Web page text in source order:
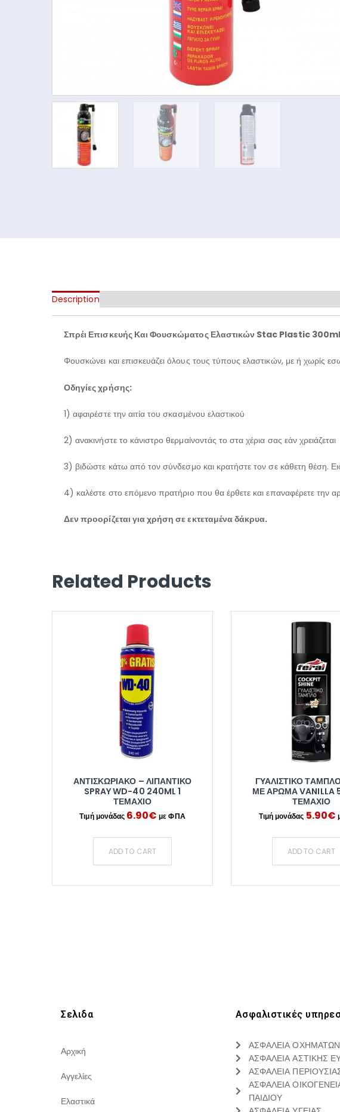
Description
Σπρέι Επισκευής Και Φουσκώματος Ελαστικών Stac Plastic 300ml
Φουσκώνει και επισκευάζει όλους τους τύπους ελαστικών, με ή χωρίς
Οδηγίες χρήσης:
1) αφαιρέστε την αιτία του σκασμένου ελαστικού
2) ανακινήστε το κάνιστρο θερμαίνοντάς το στα χέρια σας εάν χρειάζεται
3) βιδώστε κάτω από τον σύνδεσμο και κρατήστε τον σε κάθετη θέση.
4) καλέστε στο επόμενο πρατήριο που θα έρθετε και επαναφέρετε την
Δεν προορίζεται για χρήση σε εκτεταμένα δάκρυα.
Related Products
ΑΝΤΙΣΚΩΡΙΑΚΌ – ΛΙΠΑΝΤΙΚΌ
SPRAY WD-40 240ML 1
ΤΕΜΆΧΙΟ
6.90€
ADD TO CART
ΓΥΑΛΙΣΤΙΚΌ ΤΑΜΠΛΌ
ΜΕ ΆΡΩΜΑ VANILLA
ΤΕΜΆΧΙΟ
5.90€
ADD TO CART
Σελιδα
Αρχική
Αγγελίες
Ελαστικά
Ασφαλιστικές
ΑΣΦΑΛΕΙΑ ΟΧΗΜΑΤΩΝ
ΑΣΦΑΛΕΙΑ ΑΣΤΙΚΗΣ
ΑΣΦΑΛΕΙΑ
ΑΣΦΑΛΕΙΑ
ΠΑΙΔΙΟΥ